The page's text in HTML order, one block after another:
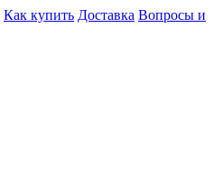
Как купить Доставка Вопросы и